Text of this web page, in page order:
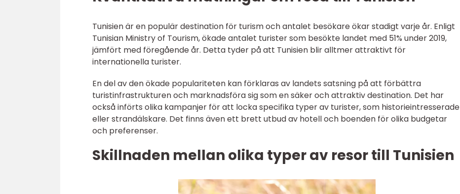
Tunisien är en populär destination för turism och antalet besökare ökar stadigt varje år. Enligt
Tunisian Ministry of Tourism, ökade antalet turister som besökte landet med 51% under 2019,
jämfört med föregående år. Detta tyder på att Tunisien blir alltmer attraktivt för
internationella turister.
En del av den ökade populariteten kan förklaras av landets satsning på att förbättra
turistinfrastrukturen och marknadsföra sig som en säker och attraktiv destination. Det har
också införts olika kampanjer för att locka specifika typer av turister, som historieintresserade
eller strandälskare. Det finns även ett brett utbud av hotell och boenden för olika budgetar
och preferenser.
Skillnaden mellan olika typer av resor till Tunisien